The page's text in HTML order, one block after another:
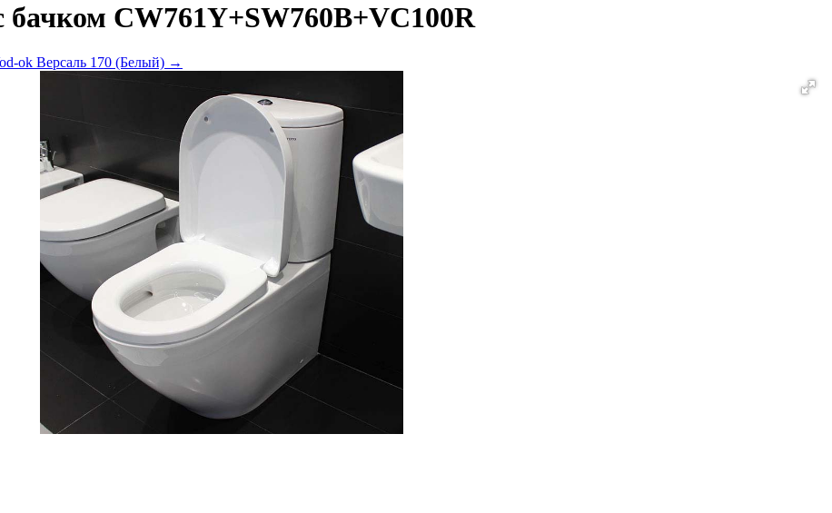
CW761Y+SW760B+VC100R
ok Версаль 170 (Белый) →